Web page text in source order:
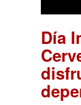
Día